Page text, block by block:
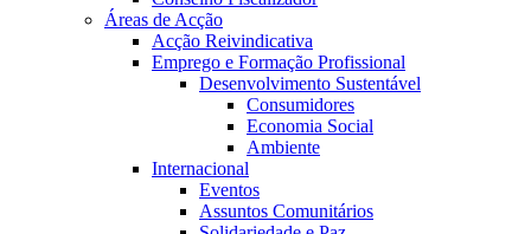
Áreas de Acção
Acção Reivindicativa
Emprego e Formação Profissional
Desenvolvimento Sustentável
Consumidores
Economia Social
Ambiente
Internacional
Eventos
Assuntos Comunitários